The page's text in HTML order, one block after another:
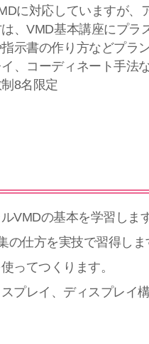
に対応していますが、
、VMD基本講座にプラ
示書の作り方などプラ
、コーディネート手法
8名限定
VMDの基本を学習します
仕方を実技で習得しま
ってつくります。
プレイ、ディスプレイ